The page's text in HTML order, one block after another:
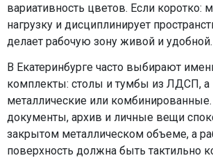
вариативность цветов. Если коротко:
нагрузку и дисциплинирует
делает рабочую зону живой и удобной.
В Екатеринбурге часто выбирают
комплекты: столы и тумбы из ЛДСП,
металлические или комбинированные.
документы, архив и личные вещи
закрытом металлическом объеме, а
поверхность должна быть тактильно